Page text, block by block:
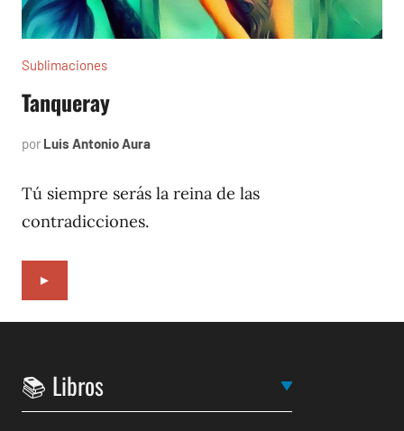
Sublimaciones
Tanqueray
por Luis Antonio Aura
2022
Tú siempre serás la reina de las
contradicciones.
►